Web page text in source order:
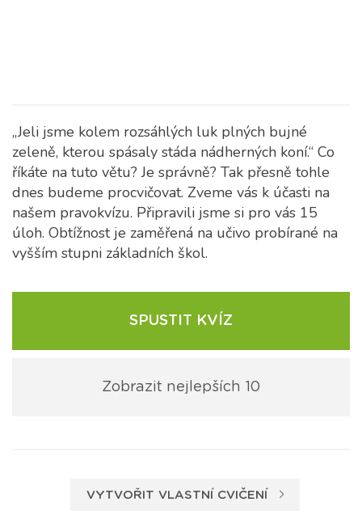
„Jeli jsme kolem rozsáhlých luk plných bujné
zeleně, kterou spásaly stáda nádherných koní.“ Co
říkáte na tuto větu? Je správně? Tak přesně tohle
dnes budeme procvičovat. Zveme vás k účasti na
našem pravokvízu. Připravili jsme si pro vás 15
úloh. Obtížnost je zaměřená na učivo probírané na
vyšším stupni základních škol.
SPUSTIT KVÍZ
Zobrazit nejlepších 10
VYTVOŘIT VLASTNÍ CVIČENÍ